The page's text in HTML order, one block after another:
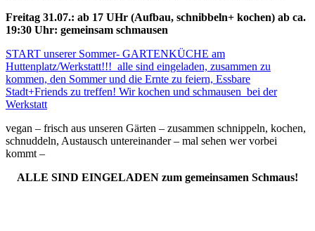
Freitag 31.07.: ab 17 UHr (Aufbau, schnibbeln+ kochen) ab ca.
19:30 Uhr: gemeinsam schmausen
START unserer Sommer- GARTENKÜCHE am
Huttenplatz/Werkstatt!!! alle sind eingeladen, zusammen zu
kommen, den Sommer und die Ernte zu feiern, Essbare
Stadt+Friends zu treffen! Wir kochen und schmausen bei der
Werkstatt
vegan – frisch aus unseren Gärten – zusammen schnippeln, kochen,
schnuddeln, Austausch untereinander – mal sehen wer vorbei
kommt –
ALLE SIND EINGELADEN zum gemeinsamen Schmaus!